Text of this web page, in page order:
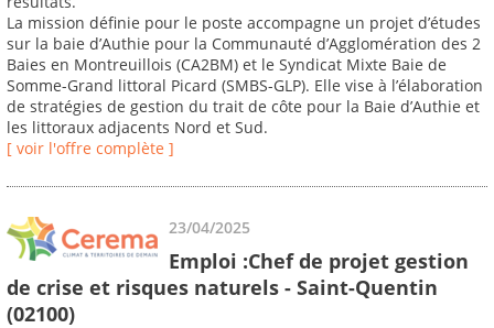
La mission définie pour le poste accompagne un projet d’études
sur la baie d’Authie pour la Communauté d’Agglomération des 2
Baies en Montreuillois (CA2BM) et le Syndicat Mixte Baie de
Somme-Grand littoral Picard (SMBS-GLP). Elle vise à l’élaboration
de stratégies de gestion du trait de côte pour la Baie d’Authie et
les littoraux adjacents Nord et Sud.
[ voir l'offre complète ]
23/04/2025
Emploi :Chef de projet gestion
de crise et risques naturels - Saint-Quentin
(02100)